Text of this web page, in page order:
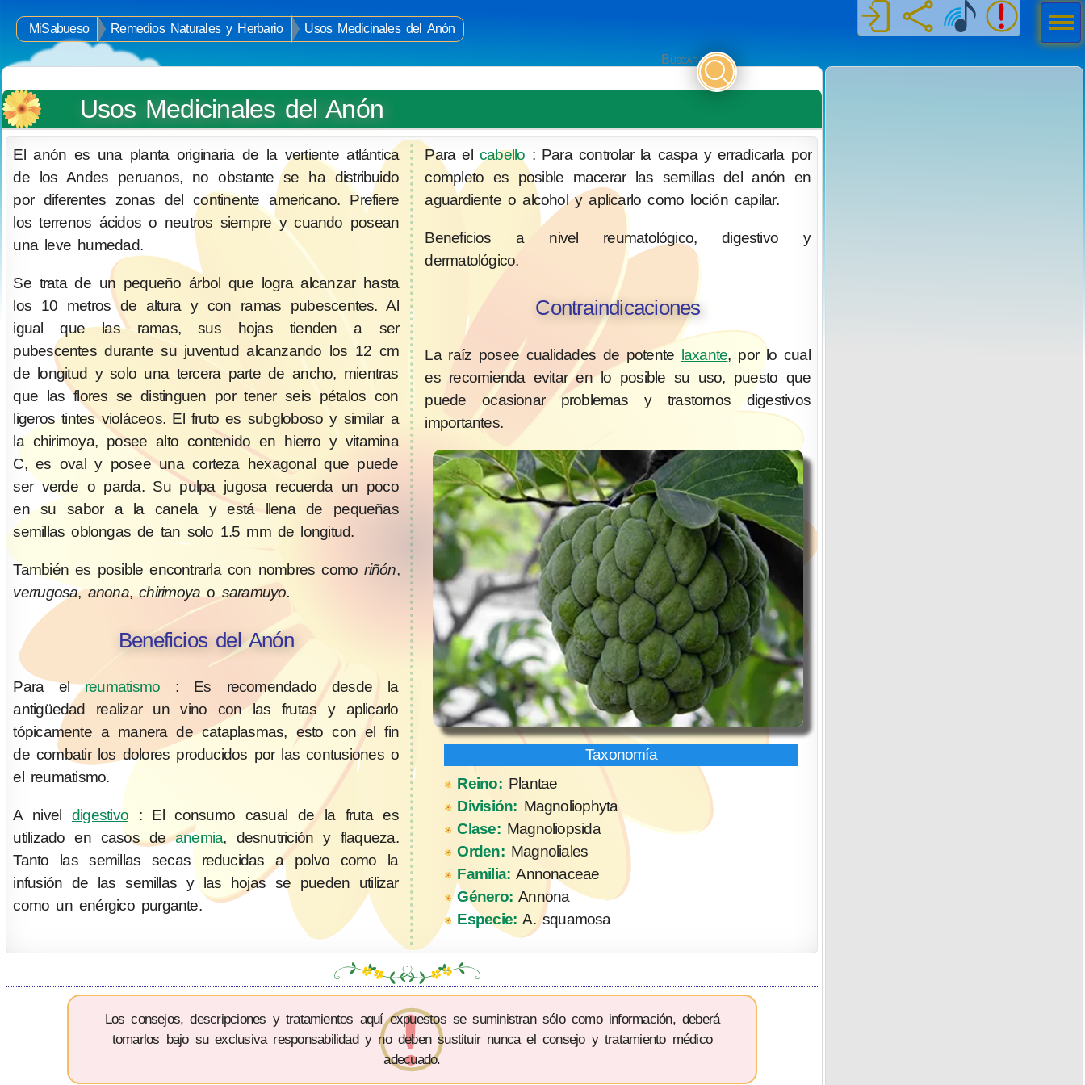
MiSabueso Remedios Naturales y Herbario Usos Medicinales del Anón
Usos Medicinales del Anón
Buscar
El anón es una planta originaria de la vertiente atlántica
de los Andes peruanos, no obstante se ha distribuido
por diferentes zonas del continente americano. Prefiere
los terrenos ácidos o neutros siempre y cuando posean
una leve humedad.
Se trata de un pequeño árbol que logra alcanzar hasta
los 10 metros de altura y con ramas pubescentes. Al
igual que las ramas, sus hojas tienden a ser
pubescentes durante su juventud alcanzando los 12 cm
de longitud y solo una tercera parte de ancho, mientras
que las flores se distinguen por tener seis pétalos con
ligeros tintes violáceos. El fruto es subgloboso y similar a
la chirimoya, posee alto contenido en hierro y vitamina
C, es oval y posee una corteza hexagonal que puede
ser verde o parda. Su pulpa jugosa recuerda un poco
en su sabor a la canela y está llena de pequeñas
semillas oblongas de tan solo 1.5 mm de longitud.
También es posible encontrarla con nombres comoriñón,
verrugosa,anona,chirimoya o saramuyo.
Beneficios del Anón
Para elreumatismo
: Es recomendado desde la
antigüedad realizar un vino con las frutas y aplicarlo
tópicamente a manera de cataplasmas, esto con el fin
de combatir los dolores producidos por las contusiones o
el reumatismo.
A nivel digestivo
: El consumo casual de la fruta es
utilizado en casos deanemia, desnutrición y flaqueza.
Tanto las semillas secas reducidas a polvo como la
infusión de las semillas y las hojas se pueden utilizar
como un enérgico purgante.
Para el cabello : Para controlar la caspa y erradicarla por
completo es posible macerar las semillas del anón en
aguardiente o alcohol y aplicarlo como loción capilar.
Beneficios a nivel reumatológico, digestivo y
dermatológico.
Contraindicaciones
La raíz posee cualidades de potente laxante, por lo cual
es recomienda evitar en lo posible su uso, puesto que
puede ocasionar problemas y trastornos digestivos
importantes.
Reino: Plantae
División: Magnoliophyta
Clase: Magnoliopsida
Orden: Magnoliales
Familia: Annonaceae
Género: Annona
Especie: A. squamosa
Los consejos, descripciones y tratamientos aquí expuestos se suministran sólo como información, deberá
tomarlos bajo su exclusiva responsabilidad y no deben sustituir nunca el consejo y tratamiento médico
adecuado.
Men
ú